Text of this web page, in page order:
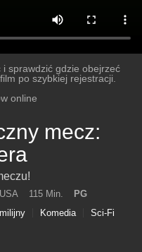
sprawdzić gdzie obejrzeć
po szybkiej rejestracji.
online
mecz:
USA 115 Min.
PG
Komedia Sci-Fi